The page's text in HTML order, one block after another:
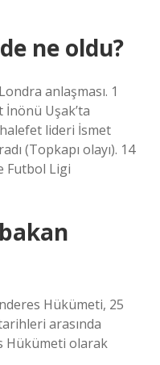
ne oldu?
anlaşması. 1
Uşak’ta
lideri İsmet
(Topkapı olayı). 14
Futbol Ligi
Hükümeti, 25
​​arasında
Hükümeti olarak